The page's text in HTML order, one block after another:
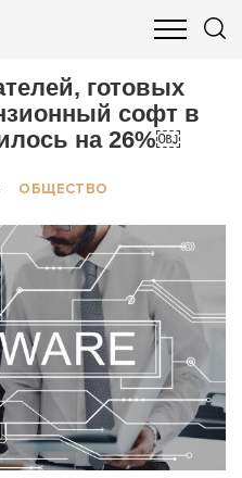
БИЗНЕС И ФИНАНСЫ
готовых
софт в
на 26%￼
ОБЩЕСТВО